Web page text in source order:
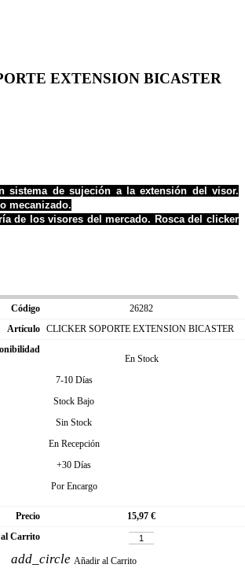
EXTENSION BICASTER
sistema de sujeción a la extensión del visor.
mecanizado.
de los visores del mercado. Rosca del clicker
26282
CLICKER SOPORTE EXTENSION BICASTER
En Stock
7-10 Días
Stock Bajo
Sin Stock
En Recepción
+30 Días
Por Encargo
15,97 €
add_circle Añadir al Carrito